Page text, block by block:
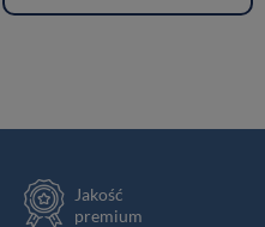
Jakość
premium